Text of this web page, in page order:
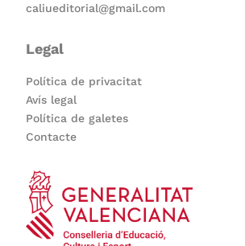
caliueditorial@gmail.com
Legal
Política de privacitat
Avís legal
Política de galetes
Contacte